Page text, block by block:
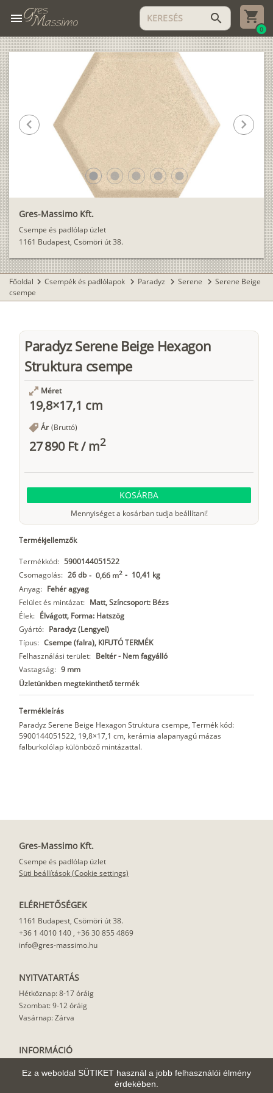
Ez a weboldal SÜTIKET használ a jobb felhasználói élmény
érdekében.
menu search
0
Gres-Massimo Kft.
Csempe és padlólap üzlet
1161 Budapest, Csömöri út 38.
lens lens lens lens lens
chevron_left chevron_right
Főoldal chevron_right Csempék és padlólapok chevron_right Paradyz chevron_right Serene chevron_right Serene Beige
csempe
Paradyz Serene Beige Hexagon
Struktura csempe
Méret
19,8×17,1 cm
Ár (Bruttó)
27 890 Ft/m2
KOSÁRBA
Mennyiséget a kosárban tudja beállítani!
Termékjellemzők
Termékkód: 5900144051522
Csomagolás: 26 db - 0,66 m2 - 10,41 kg
Anyag: Fehér agyag
Felület és mintázat: Matt, Színcsoport: Bézs
Élek: Élvágott, Forma: Hatszög
Gyártó: Paradyz (Lengyel)
Típus: Csempe (falra), KIFUTÓ TERMÉK
Felhasználási terület: Beltér - Nem fagyálló
Vastagság: 9 mm
Üzletünkben megtekinthető termék
Termékleírás
Paradyz Serene Beige Hexagon Struktura csempe, Termék kód:
5900144051522, 19,8×17,1 cm, kerámia alapanyagú mázas
falburkolólap különböző mintázattal.
Gres-Massimo Kft.
Csempe és padlólap üzlet
Süti beállítások (Cookie settings)
ELÉRHETŐSÉGEK
1161 Budapest, Csömöri út 38.
+36 1 4010 140 , +36 30 855 4869
info@gres-massimo.hu
NYITVATARTÁS
Hétköznap: 8-17 óráig
Szombat: 9-12 óráig
Vasárnap: Zárva
INFORMÁCIÓ
Felhasználási javaslat